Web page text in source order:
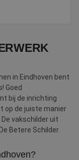
in Eindhoven bent
Goed
bij de inrichting
op de juiste manier
vakschilder uit
Betere Schilder.